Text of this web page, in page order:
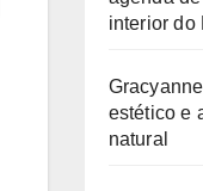
interior do
estético e
natural